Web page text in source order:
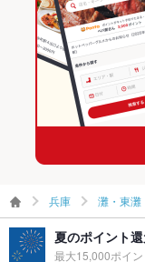
ウェディン
グパーティ
ー二次会
ご要望に応
い◎
可
六甲道のグルメランキ
六甲道の居酒屋ランキ
六甲道の海鮮ランキン
兵庫 灘・東灘
夏のポイント
最大15,000ポイ